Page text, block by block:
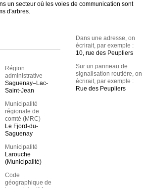
un secteur où les voies de communication sont
d'arbres.
Région
administrative
Saguenay–Lac-
Saint-Jean
Municipalité
régionale de
comté (MRC)
Le Fjord-du-
Saguenay
Municipalité
Larouche
(Municipalité)
Code
géographique de
Dans une adresse, on
écrirait, par exemple :
10, rue des Peupliers
Sur un panneau de
signalisation routière, on
écrirait, par exemple :
Rue des Peupliers